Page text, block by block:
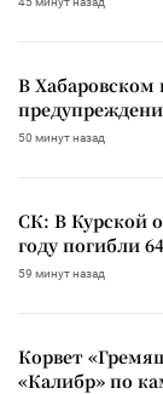
В
50 минут назад
СК: В Курской
году погибли
59 минут назад
Корвет
«Калибр» по